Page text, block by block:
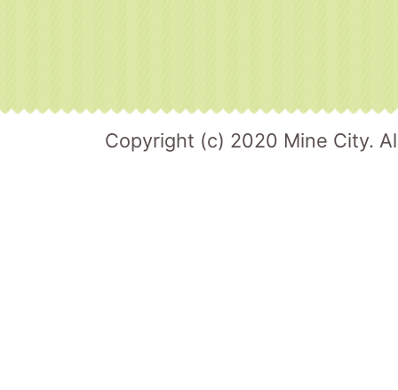
Copyright (c) 2020 Mine City.